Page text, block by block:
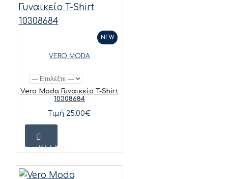
NEW
VERO MODA
Vero Moda Γυναικείο T-Shirt
10308684
Τιμή 25.00€
ΚΑΛΆΘΙ